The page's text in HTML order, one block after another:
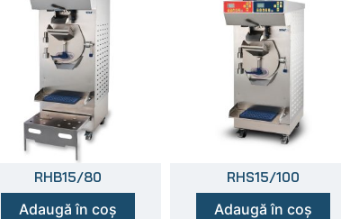
RHB15/80
Adaugă în coș
RHS15/100
Adaugă în coș